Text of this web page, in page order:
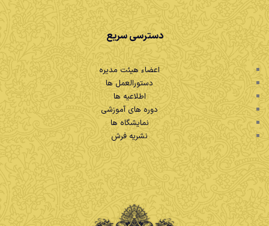
دسترسی سریع
اعضاء هیئت مدیره
دستورالعمل ها
اطلاعیه ها
دوره های آموزشی
نمایشگاه ها
نشریه فرش